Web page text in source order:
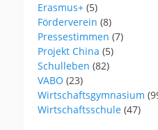
Erasmus+ (5)
Förderverein (8)
Pressestimmen (7)
Projekt China (5)
Schulleben (82)
VABO (23)
Wirtschaftsgymnasium
Wirtschaftsschule (47)